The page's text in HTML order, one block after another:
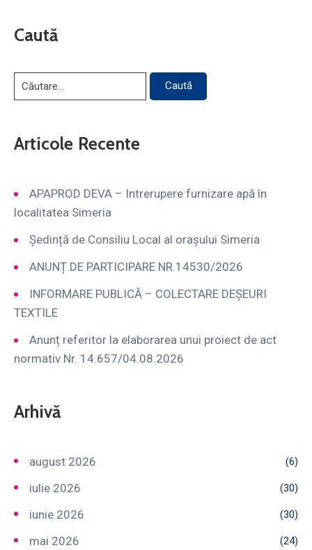
Caută
Articole Recente
APAPROD DEVA – Intrerupere furnizare apă în
localitatea Simeria
Ședință de Consiliu Local al orașului Simeria
ANUNȚ DE PARTICIPARE NR.14530/2026
INFORMARE PUBLICĂ – COLECTARE DEȘEURI
TEXTILE
Anunț referitor la elaborarea unui proiect de act
normativ Nr. 14.657/04.08.2026
Arhivă
august 2026 (6)
iulie 2026 (30)
iunie 2026 (30)
mai 2026 (24)